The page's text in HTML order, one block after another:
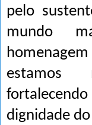
pelo
mundo
estamos
dignidade